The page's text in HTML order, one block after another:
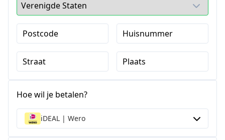
Postcode Huisnummer
Straat Plaats
Hoe wil je betalen?
iDEAL | Wero